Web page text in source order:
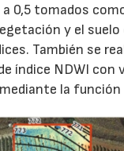
0,5 tomados
y el
También se
índice NDWI
mediante la